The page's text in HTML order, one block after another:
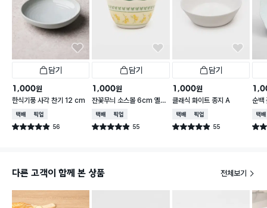
담기
1,000원
한식기풍 사각 찬기 12 cm
택배배송매장픽업
별점 4.9점 56
건 작성
담기
1,000원
잔꽃무늬 소스볼 6cm 옐로
우
택배배송매장픽업
별점 4.9점 55
건 작성
담기
1,000원
클래식 화이트 종지 A
택배배송매장픽업
별점 4.9점 55
건 작성
순백
택배
별점
다른 고객이 함께 본 상품 전체보기